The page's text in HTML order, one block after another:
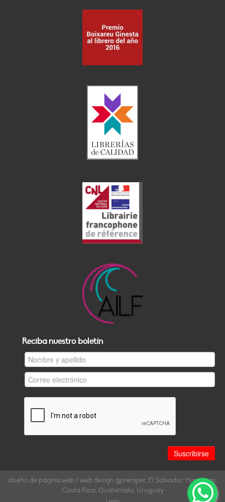
Reciba nuestro boletín
diseño de página web / web design gpremper, El Salvador, Honduras,
Costa Rica, Guatemala, Uruguay